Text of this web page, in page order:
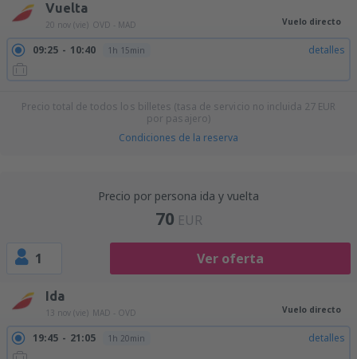
Vuelta
20 nov (vie) OVD - MAD Vuelo directo
09:25 10:40 1h 15min detalles
Precio total de todos los billetes (tasa de servicio no incluida 27 EUR
por pasajero)
Condiciones de la reserva
Precio por persona ida y vuelta
70 EUR
1 Ver oferta
Ida
13 nov (vie) MAD - OVD Vuelo directo
19:45 21:05 1h 20min detalles